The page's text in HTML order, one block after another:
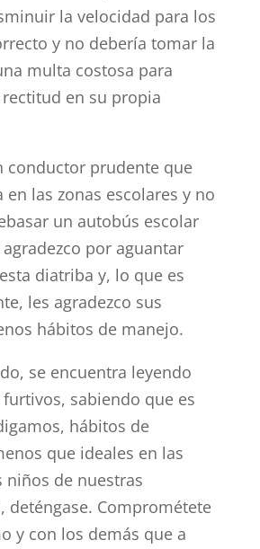
la velocidad para los
y no debería tomar la
multa costosa para
en su propia
conductor prudente que
en las zonas escolares y no
un autobús escolar
por aguantar
diatriba y, lo que es
les agradezco sus
hábitos de manejo.
se encuentra leyendo
sabiendo que es
hábitos de
que ideales en las
niños de nuestras
deténgase. Comprométete
y con los demás que a